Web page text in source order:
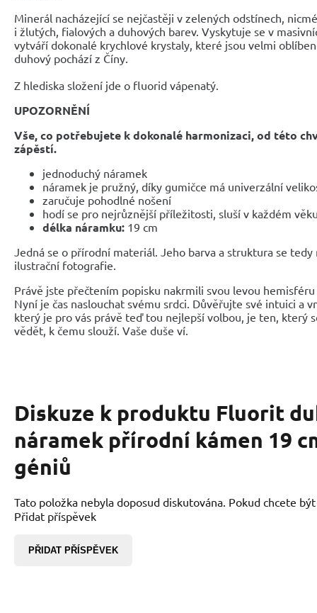
Minerál nacházející se nejčastěji v zelených odstínech,
i žlutých, fialových a duhových barev. Vyskytuje se v
vytváří dokonalé krychlové krystaly, které jsou velmi
duhový pochází z Číny.
Z hlediska složení jde o fluorid vápenatý.
UPOZORNĚNÍ
Vše, co potřebujete k dokonalé harmonizaci, od této
zápěstí.
jednoduchý náramek
náramek je pružný, díky gumičce má univerzální
zaručuje pohodlné nošení
hodí se pro nejrůznější příležitosti, sluší v každém
délka náramku: 19 cm
Jedná se o přírodní materiál. Jeho barva a struktura se
ilustrační fotografie.
Právě jste přečtením popisku nakrmili svou levou
Nyní je čas naslouchat svému srdci. Důvěřujte své intuici a
který je pro vás právě teď tou nejlepší volbou, je ten, který
vědět, k čemu slouží. Vaše duše ví.
Diskuze k produktu Fluorit
náramek přírodní kámen 19
géniů
Tato položka nebyla doposud diskutována. Pokud chcete
Přidat příspěvek
PŘIDAT PŘÍSPĚVEK